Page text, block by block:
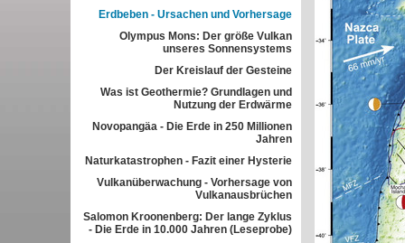
Erdbeben - Ursachen und Vorhersage
Olympus Mons: Der größe Vulkan
unseres Sonnensystems
Der Kreislauf der Gesteine
Was ist Geothermie? Grundlagen und
Nutzung der Erdwärme
Novopangäa - Die Erde in 250 Millionen
Jahren
Naturkatastrophen - Fazit einer Hysterie
Vulkanüberwachung - Vorhersage von
Vulkanausbrüchen
Salomon Kroonenberg: Der lange Zyklus
- Die Erde in 10.000 Jahren (Leseprobe)